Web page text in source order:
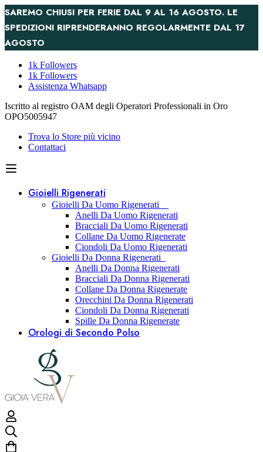
SAREMO CHIUSI PER FERIE DAL 9 AL 16 AGOSTO. LE
SPEDIZIONI RIPRENDERANNO REGOLARMENTE DAL 17
AGOSTO
1k Followers
1k Followers
Assistenza Whatsapp
Iscritto al registro OAM degli Operatori Professionali in Oro
OPO5005947
Trova lo Store più vicino
Contattaci
Gioielli Rigenerati
Gioielli Da Uomo Rigenerati
Anelli Da Uomo Rigenerati
Bracciali Da Uomo Rigenerati
Collane Da Uomo Rigenerate
Ciondoli Da Uomo Rigenerati
Gioielli Da Donna Rigenerati
Anelli Da Donna Rigenerati
Bracciali Da Donna Rigenerati
Collane Da Donna Rigenerate
Orecchini Da Donna Rigenerati
Ciondoli Da Donna Rigenerati
Spille Da Donna Rigenerate
Orologi di Secondo Polso